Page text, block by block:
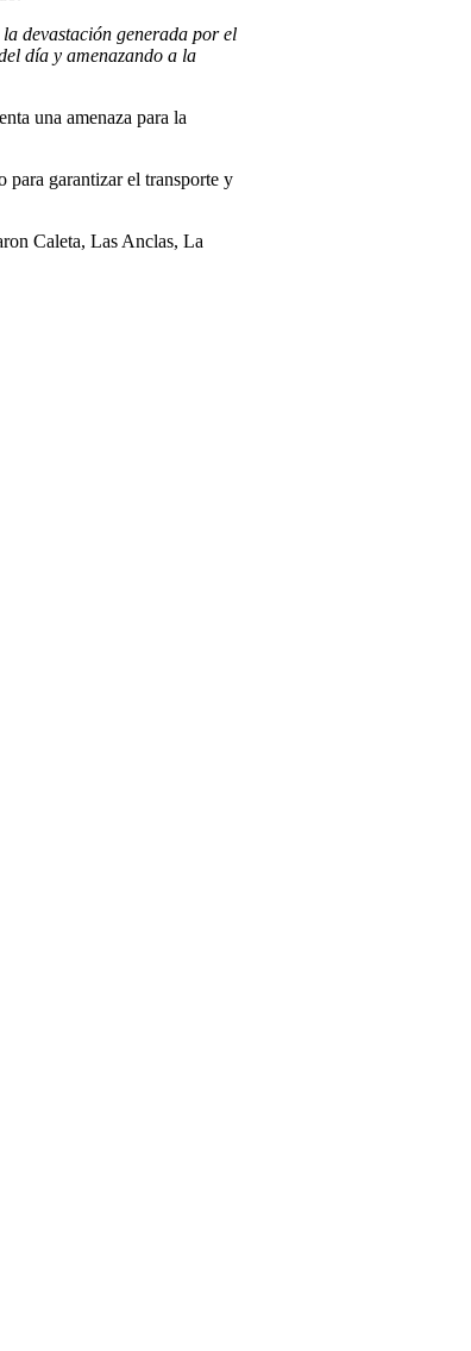
devastación generada por el
día y amenazando a la
una amenaza para la
para garantizar el transporte y
Caleta, Las Anclas, La